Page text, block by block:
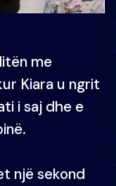
me
Kiara u ngrit
i saj dhe e
një sekond